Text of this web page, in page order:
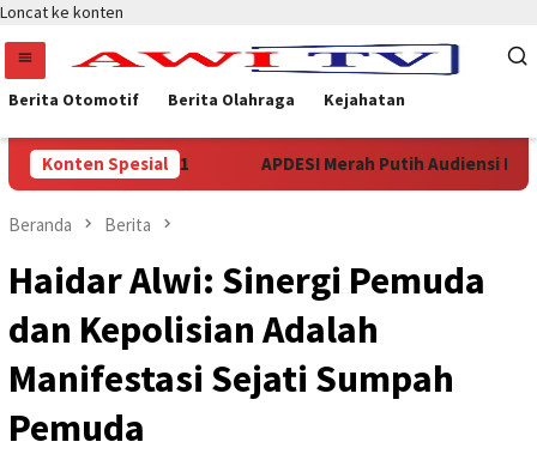
Loncat ke konten
Berita Otomotif Berita Olahraga Kejahatan
Konten Spesial
2031 APDESI Merah Putih Audiensi Ke Kementerian
Beranda Berita
Haidar Alwi: Sinergi Pemuda
dan Kepolisian Adalah
Manifestasi Sejati Sumpah
Pemuda